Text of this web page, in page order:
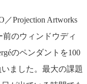
／Projection Artworks
前のウィンドウディ
のペンダントを100
ました。最大の課題